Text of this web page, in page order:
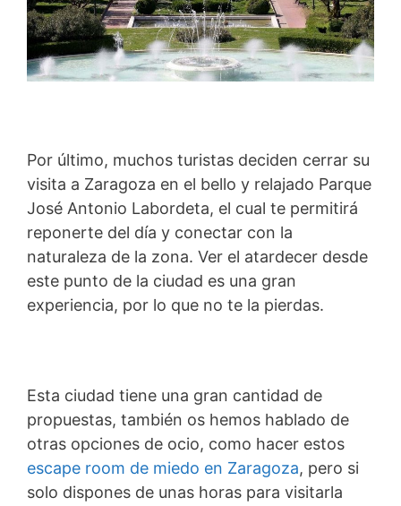
Por último, muchos turistas deciden cerrar su
visita a Zaragoza en el bello y relajado Parque
José Antonio Labordeta, el cual te permitirá
reponerte del día y conectar con la
naturaleza de la zona. Ver el atardecer desde
este punto de la ciudad es una gran
experiencia, por lo que no te la pierdas.
Esta ciudad tiene una gran cantidad de
propuestas, también os hemos hablado de
otras opciones de ocio, como hacer estos
escape room de miedo en Zaragoza, pero si
solo dispones de unas horas para visitarla